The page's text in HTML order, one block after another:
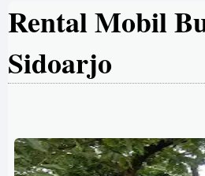
Rental Mobil
Sidoarjo